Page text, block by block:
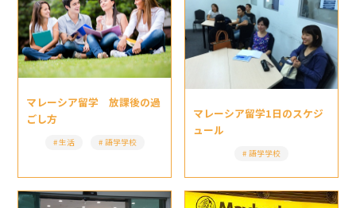
マレーシア留学 放課後の過
ごし方
生活 語学学校
マレーシア留学1日のスケジ
ュール
語学学校